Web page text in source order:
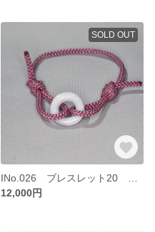
SOLD OUT
12,000円